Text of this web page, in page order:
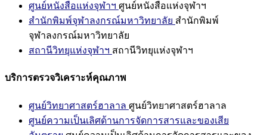
ศูนย์หนังสือแห่งจุฬาฯ ศูนย์หนังสือแห่งจุฬาฯ
สำนักพิมพ์จุฬาลงกรณ์มหาวิทยาลัย สำนักพิมพ์
จุฬาลงกรณ์มหาวิทยาลัย
สถานีวิทยุแห่งจุฬาฯ สถานีวิทยุแห่งจุฬาฯ
บริการตรวจวิเคราะห์คุณภาพ
ศูนย์วิทยาศาสตร์ฮาลาล ศูนย์วิทยาศาสตร์ฮาลาล
ศูนย์ความเป็นเลิศด้านการจัดการสารและของเสีย